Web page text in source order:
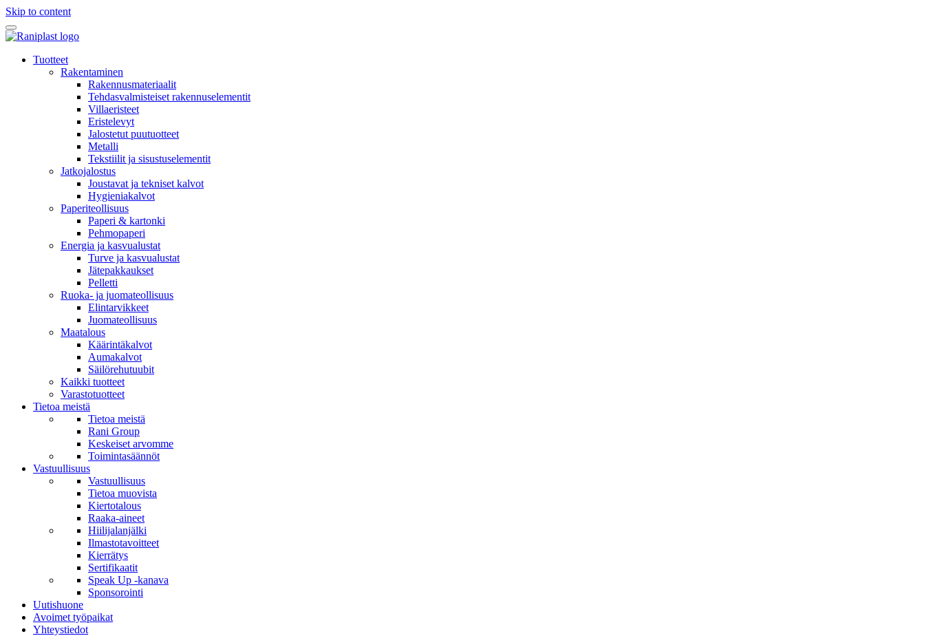
Skip to content
Tuotteet
Rakentaminen
Rakennusmateriaalit
Tehdasvalmisteiset rakennuselementit
Villaeristeet
Eristelevyt
Jalostetut puutuotteet
Metalli
Tekstiilit ja sisustuselementit
Jatkojalostus
Joustavat ja tekniset kalvot
Hygieniakalvot
Paperiteollisuus
Paperi & kartonki
Pehmopaperi
Energia ja kasvualustat
Turve ja kasvualustat
Jätepakkaukset
Pelletti
Ruoka- ja juomateollisuus
Elintarvikkeet
Juomateollisuus
Maatalous
Käärintäkalvot
Aumakalvot
Säilörehutuubit
Kaikki tuotteet
Varastotuotteet
Tietoa meistä
Tietoa meistä
Rani Group
Keskeiset arvomme
Toimintasäännöt
Vastuullisuus
Vastuullisuus
Tietoa muovista
Kiertotalous
Raaka-aineet
Hiilijalanjälki
Ilmastotavoitteet
Kierrätys
Sertifikaatit
Speak Up -kanava
Sponsorointi
Uutishuone
Avoimet työpaikat
Yhteystiedot